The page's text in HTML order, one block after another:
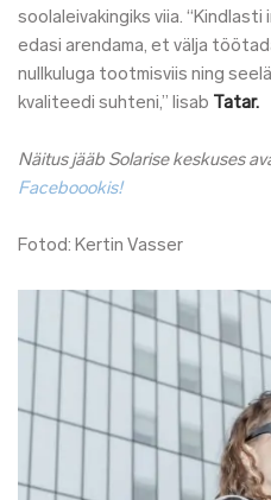
soolaleivakingiks viia.
edasi arendama, et välja
nullkuluga tootmisviis ning
kvaliteedi suhteni,’’ lisab
Tatar.
Näitus jääb Solarise keskuses
Faceboookis!
Fotod: Kertin Vasser